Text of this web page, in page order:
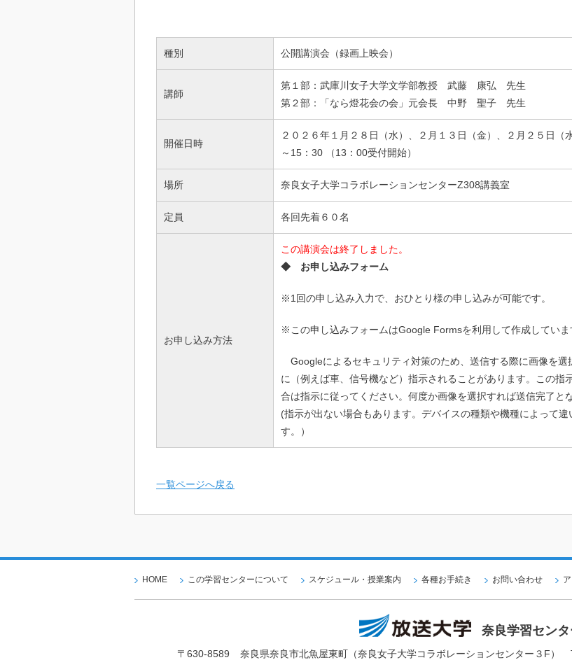
種別 公開講演会（録画上映会）
講師
第１部：武庫川女子大学文学部教授 武藤 康弘 先生
第２部：「なら燈花会の会」元会長 中野 聖子 先生
開催日時
２０２６年１月２８日（水）、２月１３日（金）、２月２５日（
～15：30 （13：00受付開始）
場所 奈良女子大学コラボレーションセンターZ308講義室
定員 各回先着６０名
お申し込み方法
この講演会は終了しました。
◆ お申し込みフォーム
※1回の申し込み入力で、おひとり様の申し込みが可能です。
※この申し込みフォームはGoogle Formsを利用して作成していま
Googleによるセキュリティ対策のため、 送信する際に画像を選
に（例えば車、信号機など）指示されることがあります。この指
合は指示に従ってください。何度か画像を選択すれば送信完了と
(指示が出ない場合もあります。デバイスの種類や機種によって違
す。）
一覧ページへ戻る
HOME この学習センターについて スケジュール・授業案内 各種お手続き お問い合わせ
奈良学習セン
〒630-8589 奈良県奈良市北魚屋東町（奈良女子大学コラボレーションセンター３F）